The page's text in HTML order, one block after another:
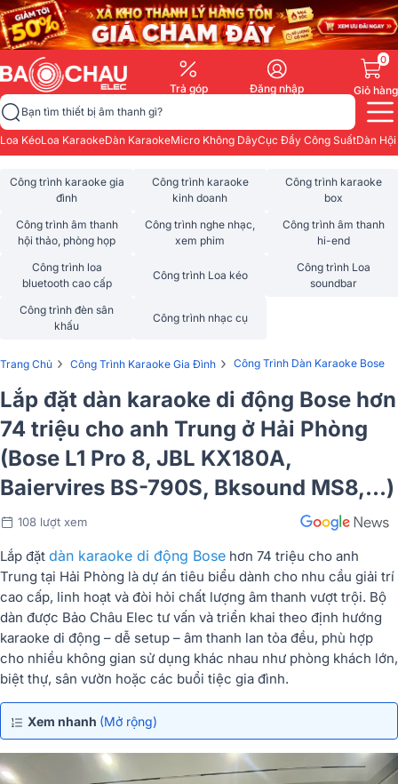
Trả góp Đăng nhập
0
Giỏ hàng
Bạn tìm thiết bị âm thanh gì?
Loa KéoLoa KaraokeDàn KaraokeMicro Không DâyCục Đẩy Công SuấtDàn
Công trình karaoke gia
đình
Công trình karaoke
kinh doanh
Công trình karaoke
box
Công trình âm thanh
hội thảo, phòng họp
Công trình nghe nhạc,
xem phim
Công trình âm thanh
hi-end
Công trình loa
bluetooth cao cấp
Công trình Loa kéo
Công trình Loa
soundbar
Công trình đèn sân
khấu
Công trình nhạc cụ
Trang Chủ › Công Trình Karaoke Gia Đình › Công Trình Dàn Karaoke Bose
Lắp đặt dàn karaoke di động Bose hơn
74 triệu cho anh Trung ở Hải Phòng
(Bose L1 Pro 8, JBL KX180A,
Baiervires BS-790S, Bksound MS8,...)
108 lượt xem
Lắp đặt dàn karaoke di động Bose hơn 74 triệu cho anh
Trung tại Hải Phòng là dự án tiêu biểu dành cho nhu cầu giải trí
cao cấp, linh hoạt và đòi hỏi chất lượng âm thanh vượt trội. Bộ
dàn được Bảo Châu Elec tư vấn và triển khai theo định hướng
karaoke di động – dễ setup – âm thanh lan tỏa đều, phù hợp
cho nhiều không gian sử dụng khác nhau như phòng khách lớn,
biệt thự, sân vườn hoặc các buổi tiệc gia đình.
Xem nhanh (Mở rộng)